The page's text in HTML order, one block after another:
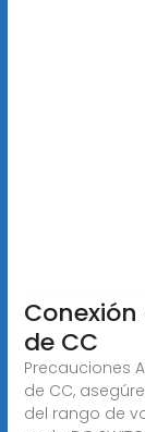
de CC
Precauciones
de CC,
del rango de